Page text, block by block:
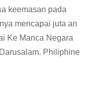
keemasan pada
mencapai juta an
Ke Manca Negara
Philiphine